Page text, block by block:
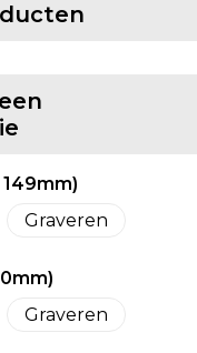
Graveren
Graveren